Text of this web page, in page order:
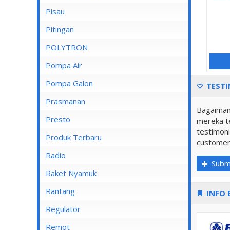
Lampu Spotlight
Pisau
Pitingan
POLYTRON
Pompa Air
Pompa Air Panasonic
Pompa Air Shimizu
Pompa Galon
Prasmanan
Presto
Produk Terbaru
Radio
Raket Nyamuk
Rantang
Regulator
Remot
mereka
INFO